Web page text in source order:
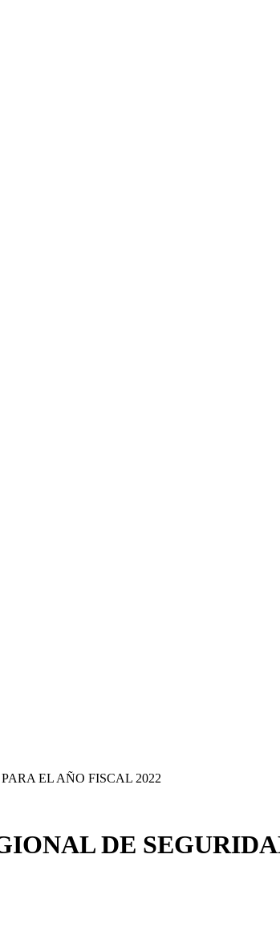
EL AÑO FISCAL 2022
DE